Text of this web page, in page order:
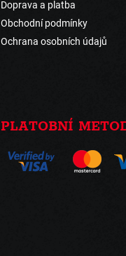
Doprava a platba
Obchodní podmínky
Ochrana osobních údajů
PLATOBNÍ